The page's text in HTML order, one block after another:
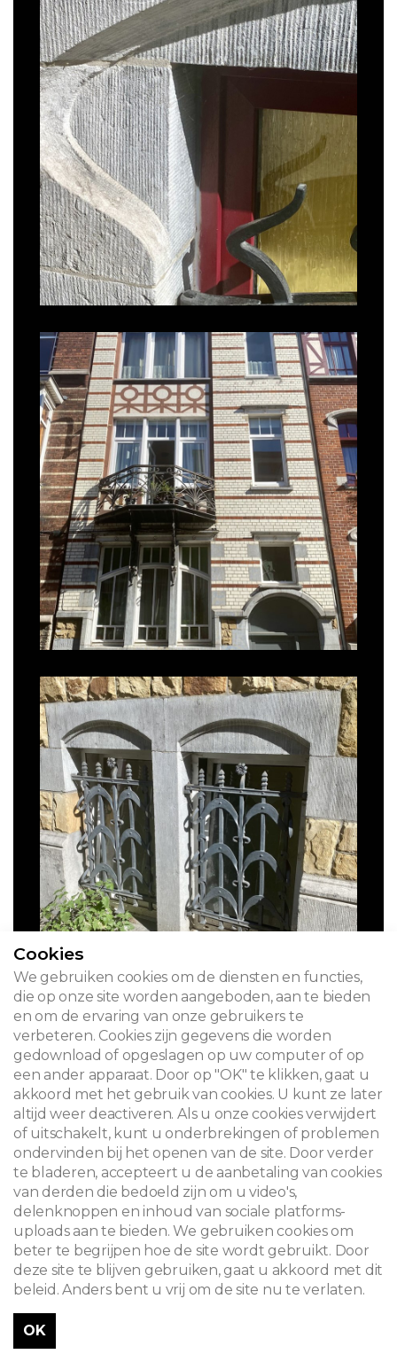
Cookies
We gebruiken cookies om de diensten en functies,
die op onze site worden aangeboden, aan te bieden
en om de ervaring van onze gebruikers te
verbeteren. Cookies zijn gegevens die worden
gedownload of opgeslagen op uw computer of op
een ander apparaat. Door op "OK" te klikken, gaat u
akkoord met het gebruik van cookies. U kunt ze later
altijd weer deactiveren. Als u onze cookies verwijdert
of uitschakelt, kunt u onderbrekingen of problemen
ondervinden bij het openen van de site. Door verder
te bladeren, accepteert u de aanbetaling van cookies
van derden die bedoeld zijn om u video's,
delenknoppen en inhoud van sociale platforms-
uploads aan te bieden. We gebruiken cookies om
beter te begrijpen hoe de site wordt gebruikt. Door
deze site te blijven gebruiken, gaat u akkoord met dit
beleid. Anders bent u vrij om de site nu te verlaten.
OK